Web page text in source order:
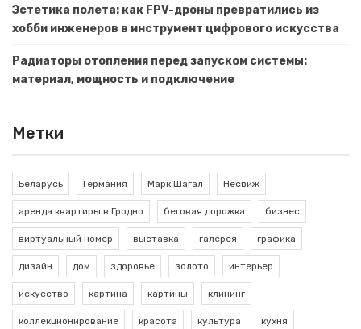
Эстетика полета: как FPV-дроны превратились из
хобби инженеров в инструмент цифрового искусства
Радиаторы отопления перед запуском системы:
материал, мощность и подключение
Метки
Беларусь Германия Марк Шагал Несвиж
аренда квартиры в Гродно беговая дорожка бизнес
виртуальный номер выставка галерея графика
дизайн дом здоровье золото интерьер
искусство картина картины клининг
коллекционирование красота культура кухня